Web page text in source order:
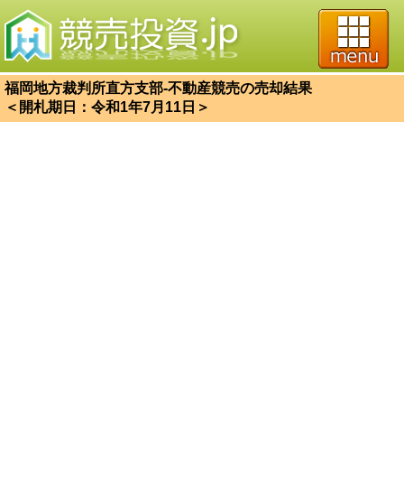
福岡地方裁判所直方支部-不動産競売の売却結果
＜開札期日：令和1年7月11日＞